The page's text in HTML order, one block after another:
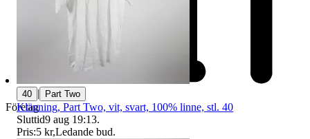
Företag
40 | Part Two
Klänning, Part Two, vit, svart, 100% linne, stl. 40
Sluttid9 aug 19:13.
Pris:5 kr,Ledande bud.